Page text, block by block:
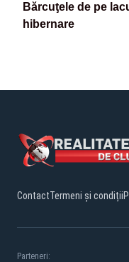
Bărcuţele de pe
hibernare
ContactTermeni și condiții
Parteneri: